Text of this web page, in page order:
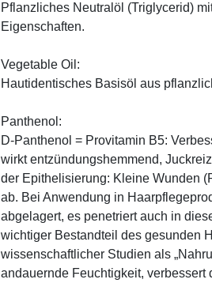
Pflanzliches Neutralöl (Triglycerid)
Eigenschaften.
Vegetable Oil:
Hautidentisches Basisöl aus
Panthenol:
D-Panthenol = Provitamin B5:
wirkt entzündungshemmend,
der Epithelisierung: Kleine Wunden
ab. Bei Anwendung in
abgelagert, es penetriert auch in
wichtiger Bestandteil des gesunden
wissenschaftlicher Studien als
andauernde Feuchtigkeit,